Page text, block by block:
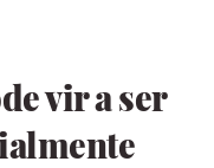
vir a ser